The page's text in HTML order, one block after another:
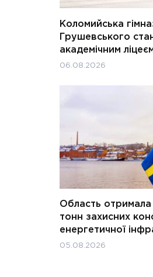
Коломийська
Грушевського
академічним
06.08.2026
Область отримала
тонн захисних
енергетичної
05.08.2026